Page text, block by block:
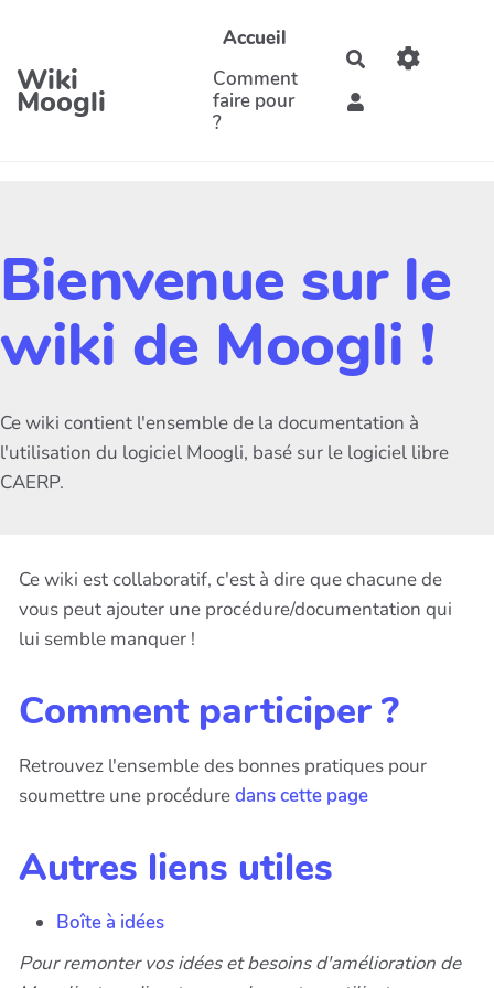
Aller au contenu principal
Wiki
Moogli
Accueil
Comment
faire pour
?
Rechercher
Bienvenue sur le
wiki de Moogli !
Ce wiki contient l'ensemble de la documentation à
l'utilisation du logiciel Moogli, basé sur le logiciel libre
CAERP.
Ce wiki est collaboratif, c'est à dire que chacune de
vous peut ajouter une procédure/documentation qui
lui semble manquer !
Comment participer ?
Retrouvez l'ensemble des bonnes pratiques pour
soumettre une procéduredans cette page
Autres liens utiles
Boîte à idées
Pour remonter vos idées et besoins d'amélioration de